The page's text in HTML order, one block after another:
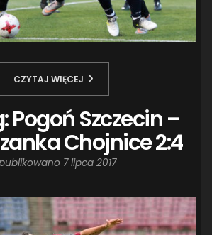
CZYTAJ WIĘCEJ
Pogoń Szczecin –
Chojnice 2:4
7 lipca 2017